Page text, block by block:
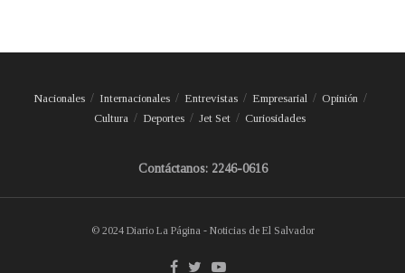
Nacionales Internacionales Entrevistas Empresarial
Opinión
Cultura
Deportes Jet Set Curiosidades
Contáctanos: 2246-0616
© 2024 Diario La Página - Noticias de El Salvador